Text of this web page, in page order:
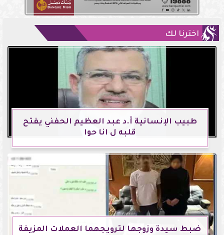
اخترنا لك
طبيب الإنسانية أ.د عبد العظيم الحفني يفتح
قلبه ل انا حوا
ضبط سيدة وزوجها لترويجهما العملات المزيفة